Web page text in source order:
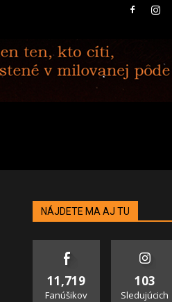
NÁJDETE MA AJ TU
11,719
Fanúšikov
103
Sledujúcich